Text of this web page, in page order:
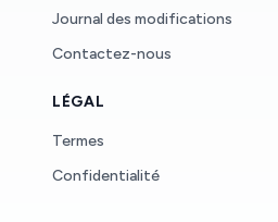
Journal des modifications
Contactez-nous
LÉGAL
Termes
Confidentialité